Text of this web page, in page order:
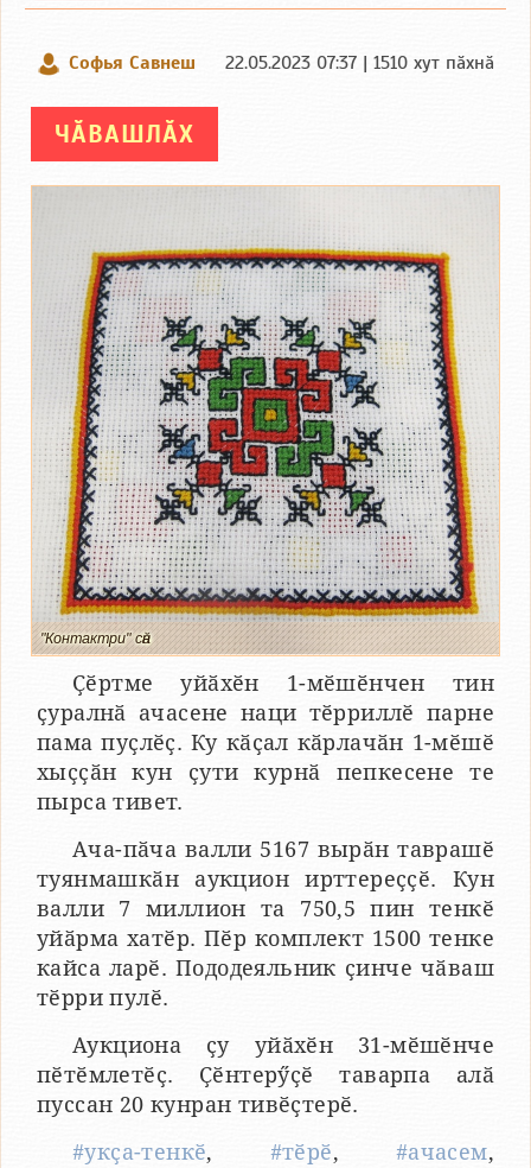
Софья Савнеш 22.05.2023 07:37 | 1510 хут пӑхнӑ
ЧӐВАШЛӐХ
"Контактри" сӑн
Ҫӗртме уйӑхӗн 1-мӗшӗнчен тин
ҫуралнӑ ачасене наци тӗрриллӗ парне
пама пуҫлӗҫ. Ку кӑҫал кӑрлачӑн 1-мӗшӗ
хыҫҫӑн кун ҫути курнӑ пепкесене те
пырса тивет.
Ача-пӑча валли 5167 вырӑн таврашӗ
туянмашкӑн аукцион ирттереҫҫӗ. Кун
валли 7 миллион та 750,5 пин тенкӗ
уйӑрма хатӗр. Пӗр комплект 1500 тенке
кайса ларӗ. Пододеяльник ҫинче чӑваш
тӗрри пулӗ.
Аукциона ҫу уйӑхӗн 31-мӗшӗнче
пӗтӗмлетӗҫ. Ҫӗнтерӳҫӗ таварпа алӑ
пуссан 20 кунран тивӗҫтерӗ.
#укҫа-тенкӗ, #тӗрӗ, #ачасем,